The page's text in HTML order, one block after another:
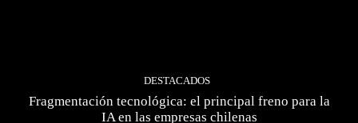
DESTACADOS
Fragmentación tecnológica: el principal freno para la
IA en las empresas chilenas